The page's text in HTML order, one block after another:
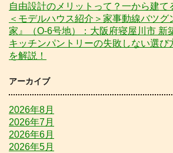
自由設計のメリットって？一から建て
＜モデルハウス紹介＞家事動線バツグ
家』（O-6号地）：大阪府寝屋川市 新
キッチンパントリーの失敗しない選び
を解説！
アーカイブ
2026年8月
2026年7月
2026年6月
2026年5月